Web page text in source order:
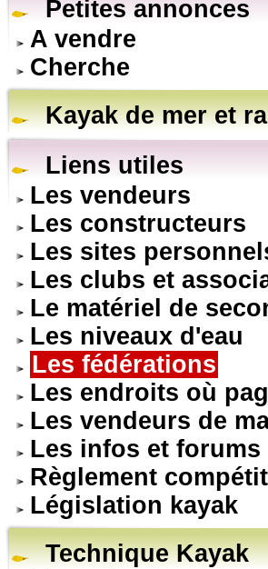
Petites annonces
A vendre
Cherche
Kayak de mer et
Liens utiles
Les vendeurs
Les constructeurs
Les sites
Les clubs et
Le matériel de
Les niveaux d'eau
Les fédérations
Les endroits où
Les vendeurs de
Les infos et forums
Règlement
Législation kayak
Technique Kayak